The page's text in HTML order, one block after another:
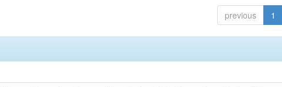
previous 1